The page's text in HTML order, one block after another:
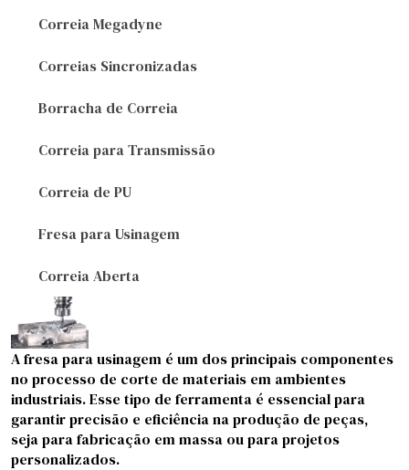
Correia Megadyne
Correias Sincronizadas
Borracha de Correia
Correia para Transmissão
Correia de PU
Fresa para Usinagem
Correia Aberta
A fresa para usinagem é um dos principais componentes
no processo de corte de materiais em ambientes
industriais. Esse tipo de ferramenta é essencial para
garantir precisão e eficiência na produção de peças,
seja para fabricação em massa ou para projetos
personalizados.